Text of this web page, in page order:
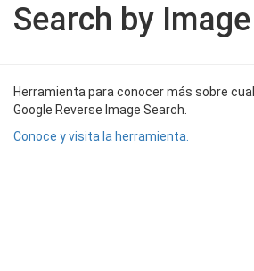
Search by Image
Herramienta para conocer más sobre
Google Reverse Image Search.
Conoce y visita la herramienta.